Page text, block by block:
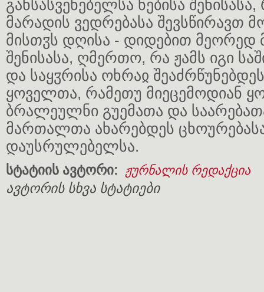
განსასვენებელსა ნებისა
მარადის ვედრებასა შევსწირავთ
მისთჳს დღისა - დიდებით მეორედ
შენისასა, ღმერთო, რა ჟამს იგი
და საყჳრისა ოხრაჲ
ყოველთა, რამეთუ მიეცემოდიან
ბრალეულნი გუემათა და
მართალთა ახარებდეს
დაუსრულებელსა.
სტატიის ავტორი: ჟურნალის რედაქცია
ავტორის სხვა სტატიები